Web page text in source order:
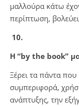
μαλλούρα κάτω
περίπτωση, βολεύει
10.
Η “by the book”
Ξέρει τα πάντα
συμπεριφορά,
ανάπτυξης, την